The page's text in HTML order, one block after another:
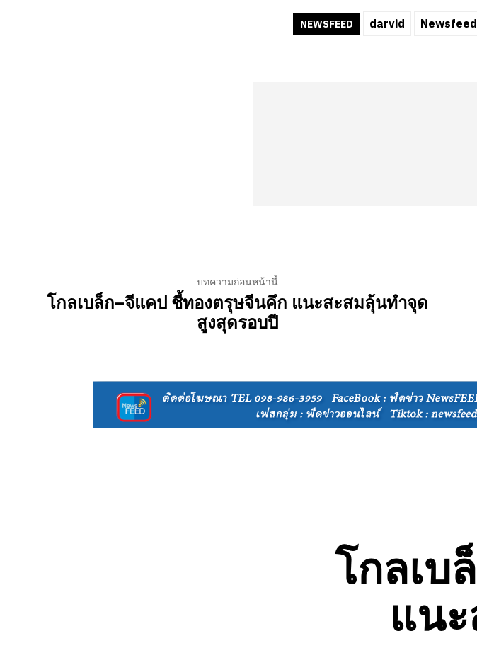
NEWSFEED darvid Newsfeed
บทความก่อนหน้านี้
โกลเบล็ก–จีแคป ชี้ทองตรุษจีนคึก แนะสะสมลุ้นทำจุด
สูงสุดรอบปี